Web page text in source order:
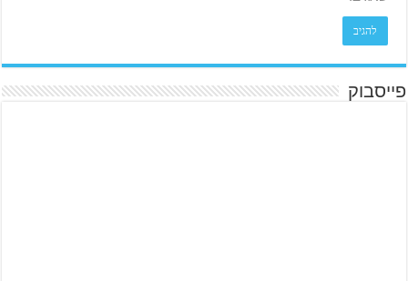
פייסבוק